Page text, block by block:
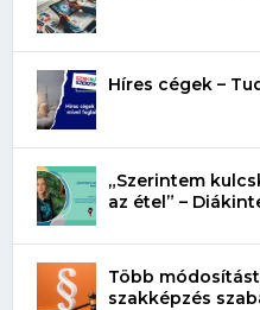
Híres cégek –
„Szerintem
az étel” –
Több módosítást
szakképzés